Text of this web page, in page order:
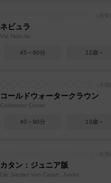
ネビュラ
Via Nebula
45～60分 12歳～
コールドウォータークラウン
Coldwater Crown
40～90分 13歳～
カタン：ジュニア版
Die Siedler von Catan: Junior